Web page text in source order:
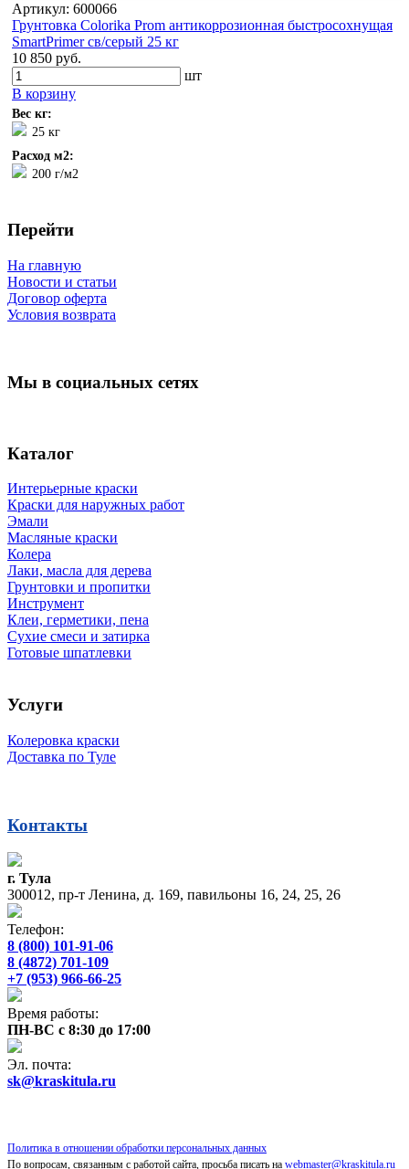
Артикул: 600066
Грунтовка Colorika Prom антикоррозионная быстросохнущая
SmartPrimer св/серый 25 кг
10 850 руб.
шт
В корзину
Вес кг:
25 кг
Расход м2:
200 г/м2
Перейти
На главную
Новости и статьи
Договор оферта
Условия возврата
Мы в социальных сетях
Каталог
Интерьерные краски
Краски для наружных работ
Эмали
Масляные краски
Колера
Лаки, масла для дерева
Грунтовки и пропитки
Инструмент
Клеи, герметики, пена
Сухие смеси и затирка
Готовые шпатлевки
Услуги
Колеровка краски
Доставка по Туле
Контакты
г. Тула
300012, пр-т Ленина, д. 169, павильоны 16, 24, 25, 26
Телефон:
8 (800) 101-91-06
8 (4872) 701-109
+7 (953) 966-66-25
Время работы:
ПН-ВС с 8:30 до 17:00
Эл. почта:
sk@kraskitula.ru
Политика в отношении обработки персональных данных
По вопросам, связанным с работой сайта, просьба писать на webmaster@kraskitula.ru